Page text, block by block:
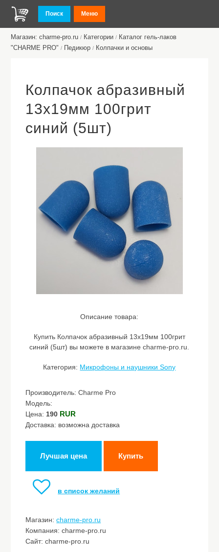
Поиск Меню
Магазин: charme-pro.ru / Категории / Каталог гель-лаков
"CHARME PRO" / Педикюр / Колпачки и основы
Колпачок абразивный
13х19мм 100грит
синий (5шт)
Описание товара:
Купить Колпачок абразивный 13х19мм 100грит
синий (5шт) вы можете в магазине charme-pro.ru.
Категория: Микрофоны и наушники Sony
Производитель: Charme Pro
Модель:
Цена: 190 RUR
Доставка: возможна доставка
Лучшая цена Купить
в список желаний
Магазин:charme-pro.ru
Компания: charme-pro.ru
Сайт: charme-pro.ru